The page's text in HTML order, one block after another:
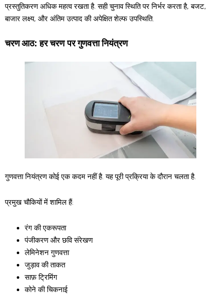
प्रस्तुतिकरण अधिक महत्व रखता है. सही चुनाव स्थिति पर निर्भर करता है, बजट,
बाजार लक्ष्य, और अंतिम उत्पाद की अपेक्षित शेल्फ उपस्थिति.
चरण आठ: हर चरण पर गुणवत्ता नियंत्रण
गुणवत्ता नियंत्रण कोई एक कदम नहीं है. यह पूरी प्रक्रिया के दौरान चलता है.
प्रमुख चौकियों में शामिल हैं:
रंग की एकरूपता
पंजीकरण और छवि संरेखण
लेमिनेशन गुणवत्ता
जुड़ाव की ताकत
साफ़ ट्रिमिंग
कोने की चिकनाई